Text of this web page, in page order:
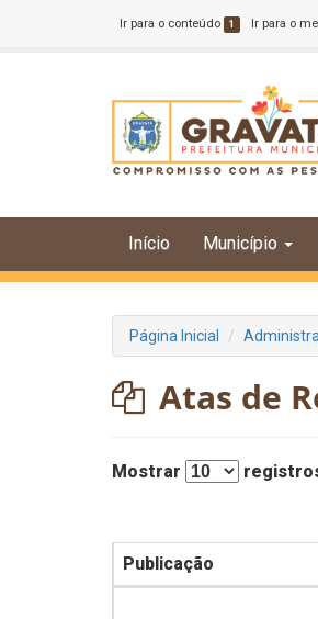
Ir para o conteúdo 1 Ir para o
Início Município
Página Inicial
Atas de
Mostrar
Publicação